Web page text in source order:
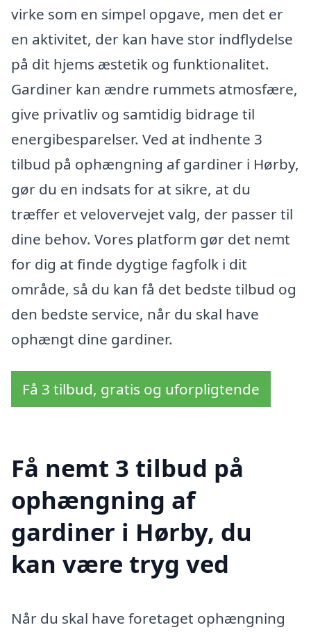
virke som en simpel opgave, men det er
en aktivitet, der kan have stor indflydelse
på dit hjems æstetik og funktionalitet.
Gardiner kan ændre rummets atmosfære,
give privatliv og samtidig bidrage til
energibesparelser. Ved at indhente 3
tilbud på ophængning af gardiner i Hørby,
gør du en indsats for at sikre, at du
træffer et velovervejet valg, der passer til
dine behov. Vores platform gør det nemt
for dig at finde dygtige fagfolk i dit
område, så du kan få det bedste tilbud og
den bedste service, når du skal have
ophængt dine gardiner.
Få 3 tilbud, gratis og uforpligtende
Få nemt 3 tilbud på
ophængning af
gardiner i Hørby, du
kan være tryg ved
Når du skal have foretaget ophængning